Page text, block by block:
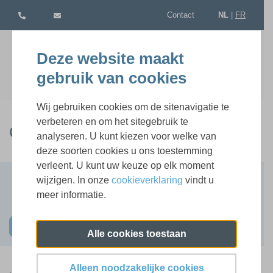
Deze website maakt
gebruik van cookies
Wij gebruiken cookies om de sitenavigatie te
verbeteren en om het sitegebruik te
analyseren. U kunt kiezen voor welke van
deze soorten cookies u ons toestemming
verleent. U kunt uw keuze op elk moment
wijzigen. In onze cookieverklaring vindt u
meer informatie.
Alle cookies toestaan
Alleen noodzakelijke cookies
Contact NL FR
CPL Awards 2026
Terug naar lijst